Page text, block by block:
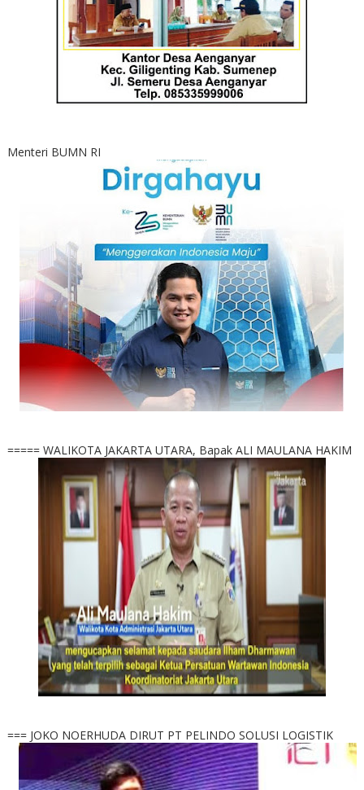
Menteri BUMN RI
===== WALIKOTA JAKARTA UTARA, Bapak ALI MAULANA HAKIM
=== JOKO NOERHUDA DIRUT PT PELINDO SOLUSI LOGISTIK